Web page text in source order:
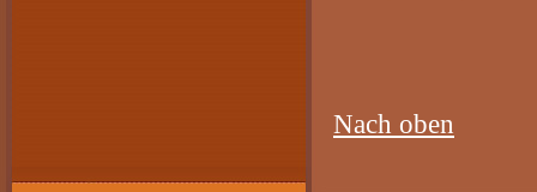
Nach oben